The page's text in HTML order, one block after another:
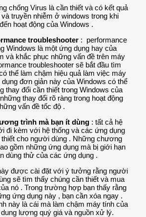
chống Virus là cần thiết và có kết quả
truyền nhiễm ở windows trong khi
hoạt động của Windows .
troubleshooter : performance
Windows là một ứng dụng hay của
và khắc phục những vấn đề trên máy
troubleshooter sẽ bắt đầu tìm
thể làm chậm hiệu quả làm việc máy
đơn giản này của Windows có thể
thay đổi cần thiết trong Windows của
thay đổi rõ ràng trong hoạt động
vấn đề tốc độ .
trình mà bạn ít dùng : tất cả hệ
đi kèm với hệ thống và các ứng dụng
cho người dùng . Những chương
gồm những ứng dụng mà bị giới hạn
dùng thử của các ứng dụng .
được cài đặt với ý tưởng rằng người
sẽ tìm thấy chúng cần thiết và mua
nó . Trong trường hợp bạn thấy rằng
ứng dụng này , bạn cần xóa ngay .
này là cái mà làm chậm máy tính của
lượng quý giá và nguồn xử lý.